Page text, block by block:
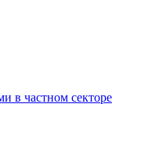
в частном секторе